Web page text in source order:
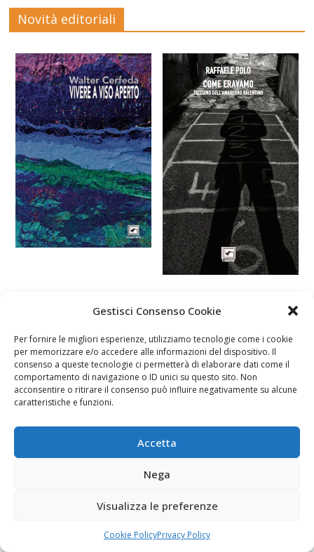
Gestisci Consenso Cookie
Per fornire le migliori esperienze, utilizziamo tecnologie come i cookie
per memorizzare e/o accedere alle informazioni del dispositivo. Il
consenso a queste tecnologie ci permetterà di elaborare dati come il
comportamento di navigazione o ID unici su questo sito. Non
acconsentire o ritirare il consenso può influire negativamente su alcune
caratteristiche e funzioni.
Accetta
Nega
Visualizza le preferenze
Cookie PolicyPrivacy Policy
Novità editoriali